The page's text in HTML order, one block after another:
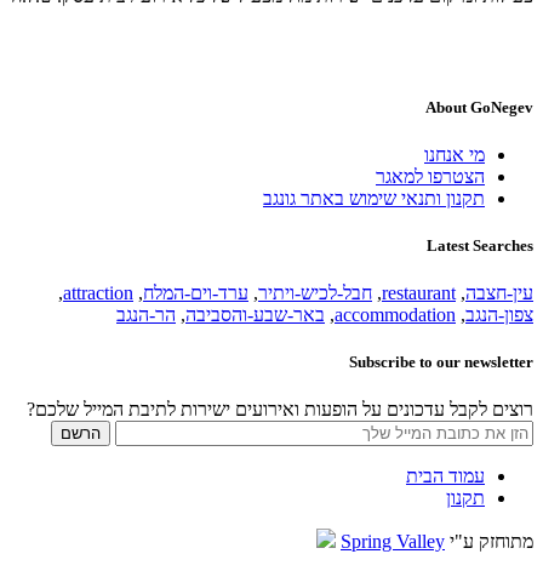
About GoNegev
מי אנחנו
הצטרפו למאגר
תקנון ותנאי שימוש באתר גונגב
Latest Searches
עין-חצבה,
restaurant
, חבל-לכיש-ויתיר, ערד-וים-המלח,
attraction
,
צפון-הנגב,
accommodation
, באר-שבע-והסביבה, הר-הנגב
Subscribe to our newsletter
רוצים לקבל עדכונים על הופעות ואירועים ישירות לתיבת המייל שלכם?
עמוד הבית
תקנון
מתוחזק ע"י Spring Valley